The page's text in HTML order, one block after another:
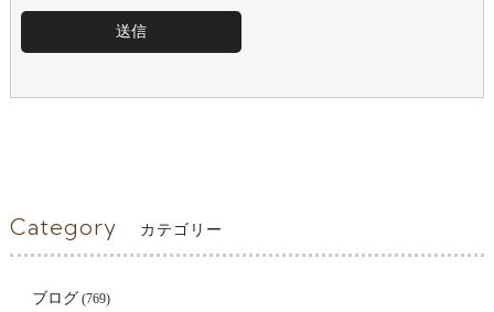
Category カテゴリー
ブログ (769)